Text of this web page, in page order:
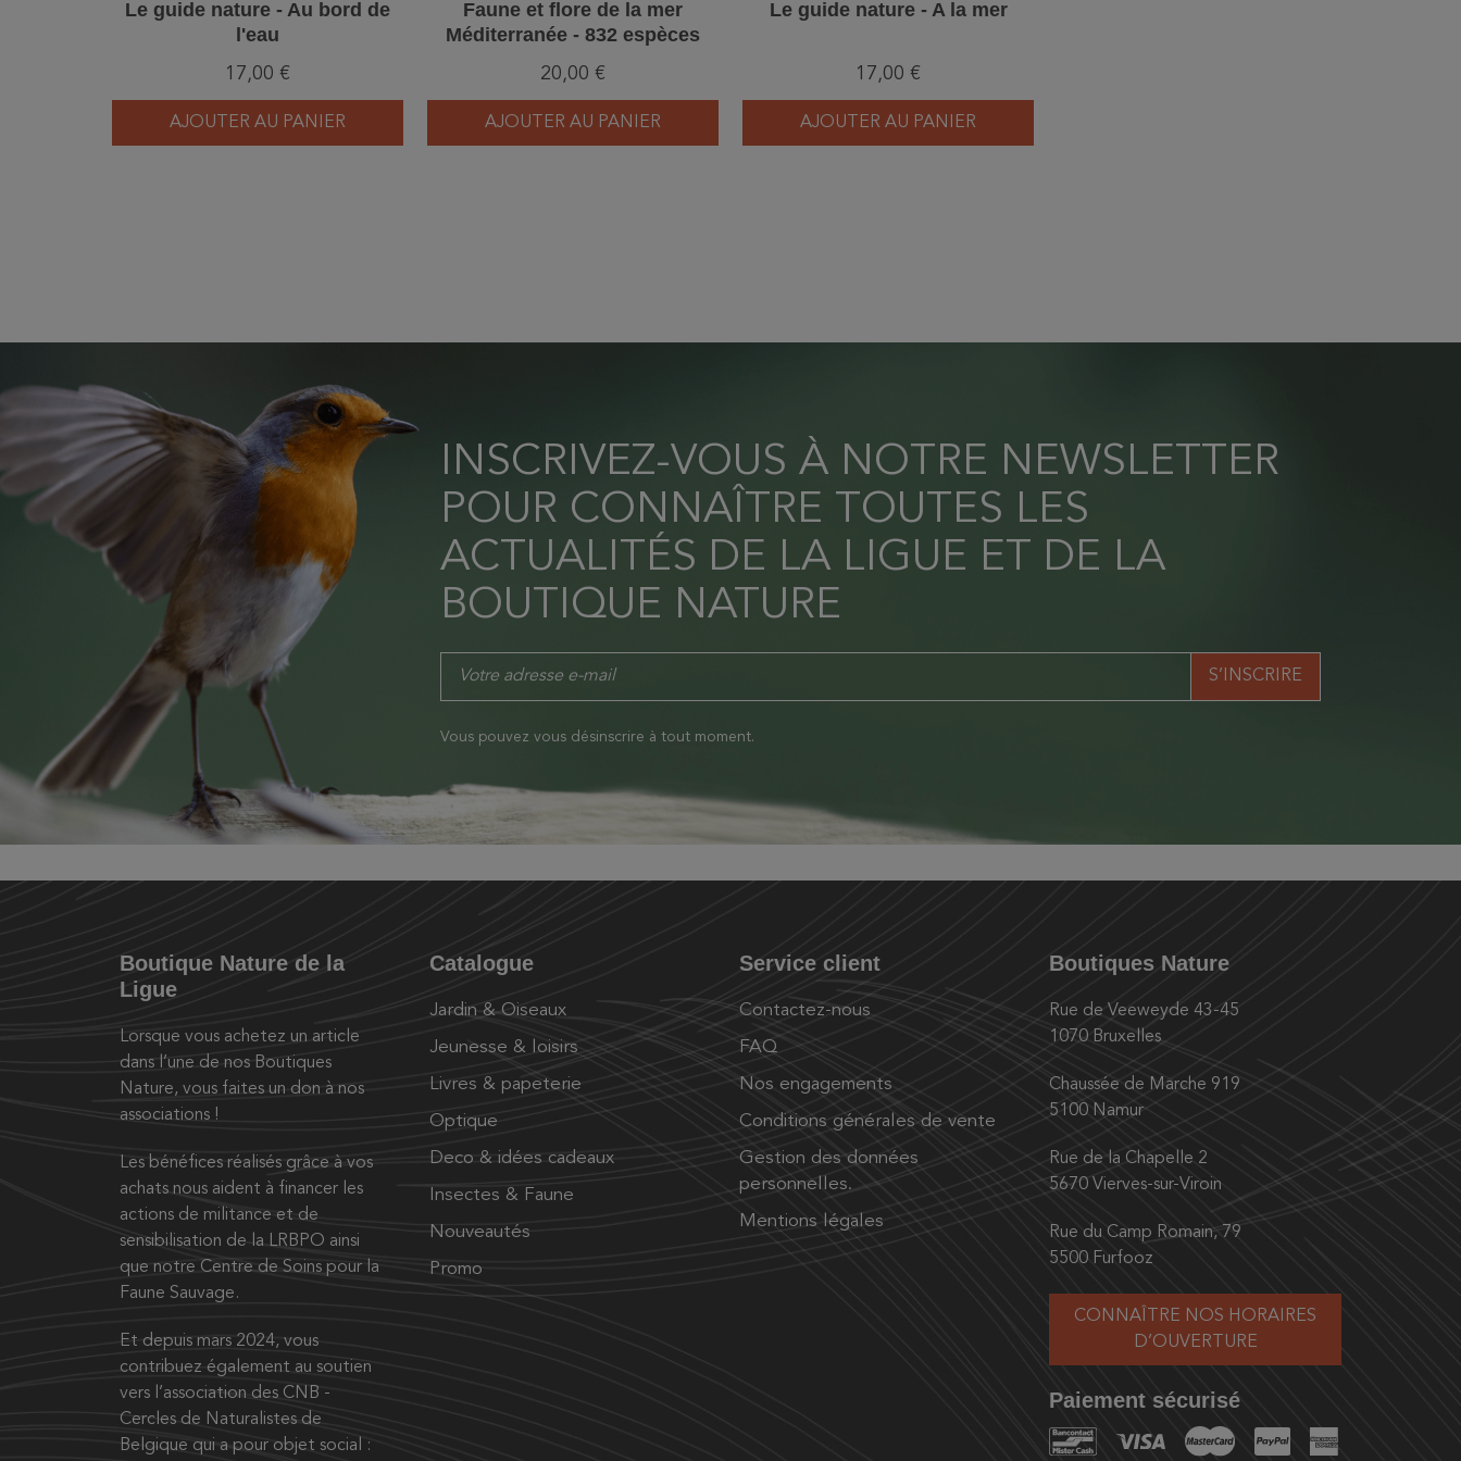
Le guide nature - Au bord de
l'eau
17,00 €
AJOUTER AU PANIER
Faune et flore de la mer
Méditerranée - 832 espèces
20,00 €
AJOUTER AU PANIER
Le guide nature - A la mer
17,00 €
AJOUTER AU PANIER
INSCRIVEZ-VOUS À NOTRE NEWSLETTER
POUR CONNAÎTRE TOUTES LES
ACTUALITÉS DE LA LIGUE ET DE LA
BOUTIQUE NATURE
Vous pouvez vous désinscrire à tout moment.
Boutique Nature de la
Ligue
Lorsque vous achetez un article
dans l’une de nos Boutiques
Nature, vous faites un don à nos
associations !
Les bénéfices réalisés grâce à vos
achats nous aident à financer les
actions de militance et de
sensibilisation de la LRBPO ainsi
que notre Centre de Soins pour la
Faune Sauvage.
Et depuis mars 2024, vous
contribuez également au soutien
vers l’association des CNB -
Cercles de Naturalistes de
Belgique qui a pour objet social :
Catalogue
Jardin & Oiseaux
Jeunesse & loisirs
Livres & papeterie
Optique
Deco & idées cadeaux
Insectes & Faune
Nouveautés
Promo
Service client
Contactez-nous
FAQ
Nos engagements
Conditions générales de vente
Gestion des données
personnelles.
Mentions légales
Boutiques Nature
Rue de Veeweyde 43-45
1070 Bruxelles
Chaussée de Marche 919
5100 Namur
Rue de la Chapelle 2
5670 Vierves-sur-Viroin
Rue du Camp Romain, 79
5500 Furfooz
CONNAÎTRE NOS HORAIRES
D’OUVERTURE
Paiement sécurisé